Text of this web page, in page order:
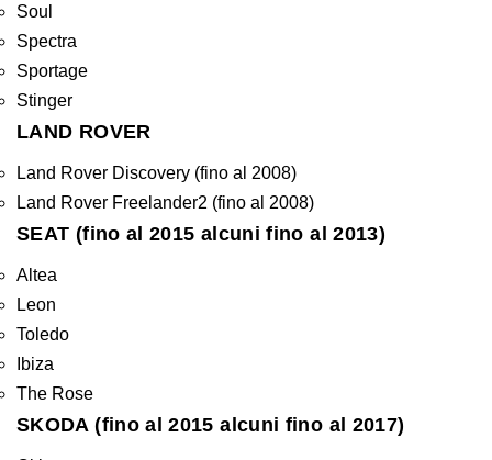
Soul
Spectra
Sportage
Stinger
LAND ROVER
Land Rover Discovery (fino al 2008)
Land Rover Freelander2 (fino al 2008)
SEAT (fino al 2015 alcuni fino al 2013)
Altea
Leon
Toledo
Ibiza
The Rose
SKODA (fino al 2015 alcuni fino al 2017)